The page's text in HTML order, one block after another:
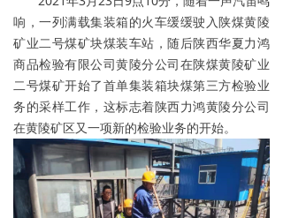
投资者关系
加入力鸿
全球布局
力鸿海外
响，一列满载集装箱的火车缓缓驶入陕煤黄陵
矿业二号煤矿块煤装车站，随后陕西华夏力鸿
商品检验有限公司黄陵分公司在陕煤黄陵矿业
二号煤矿开始了首单集装箱块煤第三方检验业
务的采样工作，这标志着陕西力鸿黄陵分公司
在黄陵矿区又一项新的检验业务的开始。